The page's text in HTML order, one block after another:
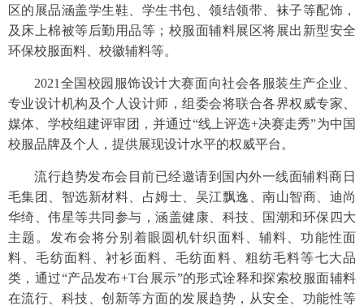
区的展品涵盖学生鞋、学生书包、领结领带、袜子等配饰，
及床上棉被等后勤用品等；校服面辅料展区将展出新型安全
环保校服面料、校徽辅料等。
2021全国校园服饰设计大赛面向社会各服装生产企业、
专业设计机构及个人设计师，组委会将联合各界权威专家、
媒体、学校组建评审团，并通过“线上评选+决赛走秀”为中国
校服品牌及个人，提供展现设计水平的权威平台。
流行趋势发布会目前已经邀请到国内外一线面辅料商日
毛集团、智选新材料、占姆士、吴江飘逸、南山智商、迪尚
华绮、伟星等共同参与，涵盖健康、科技、国潮和环保四大
主题。发布会将分别着眼圆机针织面料、辅料、功能性面
料、毛纺面料、衬衫面料、毛纺面料、粗纺毛料等七大品
类，通过“产品发布+T台展示”的形式诠释和探索校服面辅料
在流行、科技、创新等方面的发展趋势，从安全、功能性等